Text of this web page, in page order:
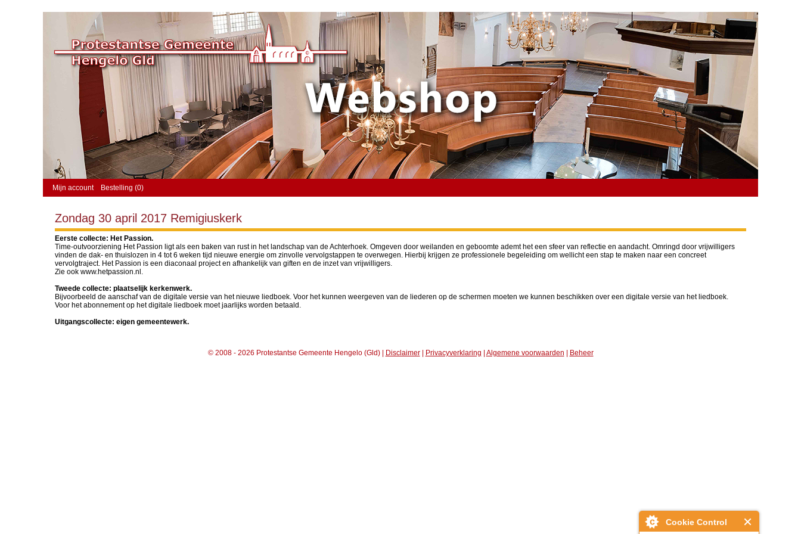
Cookie Control
Mijn account Bestelling (0)
Zondag 30 april 2017 Remigiuskerk
Eerste collecte: Het Passion.
Time-outvoorziening Het Passion ligt als een baken van rust in het landschap van de Achterhoek. Omgeven door weilanden en geboomte ademt het een sfeer van reflectie en aandacht. Omringd door vrijwilligers
vinden de dak- en thuislozen in 4 tot 6 weken tijd nieuwe energie om zinvolle vervolgstappen te overwegen. Hierbij krijgen ze professionele begeleiding om wellicht een stap te maken naar een concreet
vervolgtraject. Het Passion is een diaconaal project en afhankelijk van giften en de inzet van vrijwilligers.
Zie ook www.hetpassion.nl.
Tweede collecte: plaatselijk kerkenwerk.
Bijvoorbeeld de aanschaf van de digitale versie van het nieuwe liedboek. Voor het kunnen weergeven van de liederen op de schermen moeten we kunnen beschikken over een digitale versie van het liedboek.
Voor het abonnement op het digitale liedboek moet jaarlijks worden betaald.
Uitgangscollecte: eigen gemeentewerk.
© 2008 - 2026 Protestantse Gemeente Hengelo (Gld) | Disclaimer| Privacyverklaring Algemene voorwaarden Beheer